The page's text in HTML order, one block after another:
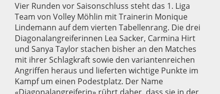
Vier Runden vor Saisonschluss steht das 1. Liga
Team von Volley Möhlin mit Trainerin Monique
Lindemann auf dem vierten Tabellenrang. Die drei
Diagonalangreiferinnen Lea Sacker, Carmina Hirt
und Sanya Taylor stachen bisher an den Matches
mit ihrer Schlagkraft sowie den variantenreichen
Angriffen heraus und lieferten wichtige Punkte im
Kampf um einen Podestplatz. Der Name